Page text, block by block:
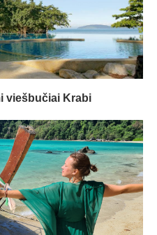
viešbučiai Krabi